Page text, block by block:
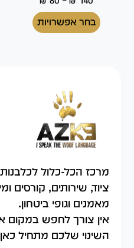
בחר אפשרויות
מרכז הכל-כלול לכלבנות
ציוד, שירותים, קורסים
מאמנים וגופי ביטחון.
אין צורך לחפש במקום
השינוי שלכם מתחיל